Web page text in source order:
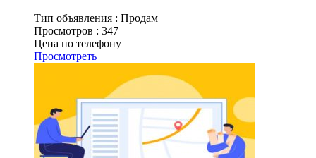
Тип объявления : Продам
Просмотров : 347
Цена по телефону
Просмотреть